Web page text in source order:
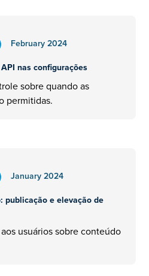
February 2024
nas configurações
sobre quando as
permitidas.
January 2024
publicação e elevação de
usuários sobre conteúdo